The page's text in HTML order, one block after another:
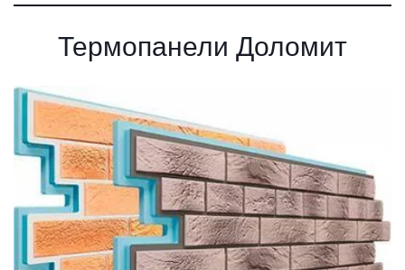
Термопанели Доломит